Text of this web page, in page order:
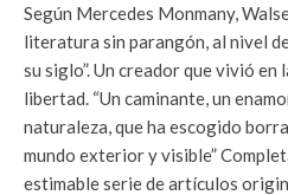
Según Mercedes Monmany,
literatura sin parangón, al nivel
su siglo”. Un creador que vivió en
libertad. “Un caminante, un
naturaleza, que ha escogido
mundo exterior y visible”
estimable serie de artículos